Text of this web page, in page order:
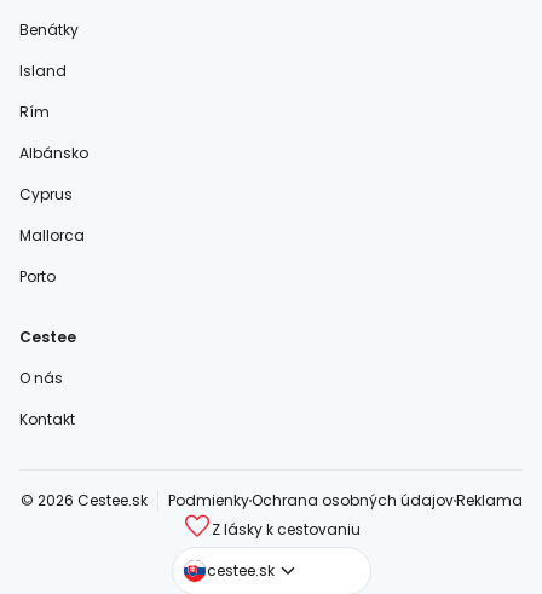
Benátky
Island
Rím
Albánsko
Cyprus
Mallorca
Porto
Cestee
O nás
Kontakt
© 2026 Cestee.sk PodmienkyOchrana osobných údajovReklama
Z lásky k cestovaniu
cestee.sk
cestee.com